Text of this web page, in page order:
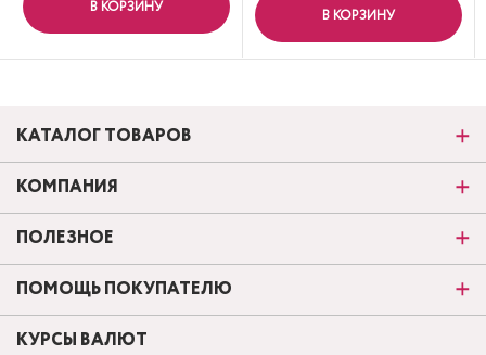
В КОРЗИНУ В КОРЗИНУ
КАТАЛОГ ТОВАРОВ
КОМПАНИЯ
ПОЛЕЗНОЕ
ПОМОЩЬ ПОКУПАТЕЛЮ
КУРСЫ ВАЛЮТ